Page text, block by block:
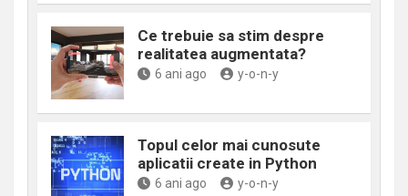
Ce trebuie sa stim despre
realitatea augmentata?
6 ani ago y-o-n-y
Topul celor mai cunosute
aplicatii create in Python
6 ani ago y-o-n-y